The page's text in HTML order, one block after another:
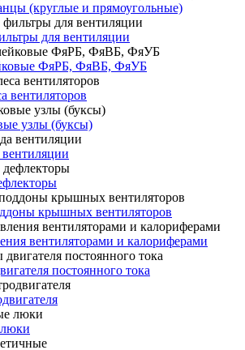
(круглые и прямоугольные)
для вентиляции
ФяРБ, ФяВБ, ФяУБ
вентиляторов
узлы (буксы)
крышных вентиляторов
вентиляторами и калориферами
постоянного тока